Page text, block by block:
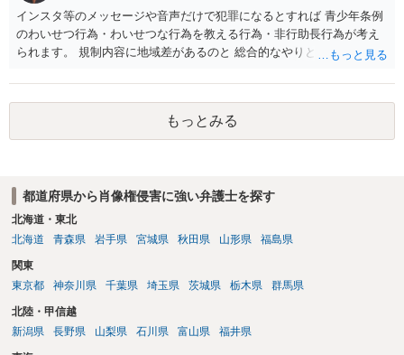
材を希望に沿って配置した部分には、通常、著作物性は認められにく
いと考えられます。仮に具体的な画面構成の一部に創作性が認められ
ても、その権利は当該部分に限られ、ご相談者の写真や文章等を制作
実績として掲載する権限まで当然に生じるものではありません。 もっ
とも、契約書がなくても、見積書、メール、利用規約等に実績掲載へ
の同意があれば別です。また、単に制作を担当した事実を記載した
り、公開中のサイトへリンクしたりする行為まで当然に禁止できると
は限りません。 人物写真については、通常のSNSへの無断掲載と同
める方向の事情となりますが、自動的に肖像権侵害となるわけではあ
を確認したうえで、「提供素材及びこれを含む画面の複製・SNS掲載
を許諾しない」と書面で明確に通知することをお勧めします。すでに
掲載された場合は、URL、掲載日時、画面を保存してから削除を求め
てください。
インスタ等のメッセージや音声だけで犯罪になるとすれば 青少年条例
のわいせつ行為・わいせつな行為を教える行為・非行助長行為が考え
られます。 規制内容に地域差があるのと 総合的なやりとりの内容で判
す。
もっとみる
都道府県から肖像権侵害に強い弁護士を探す
北海道・東北
北海道
青森県 岩手県 宮城県 秋田県 山形県 福島県
関東
東京都
神奈川県 千葉県 埼玉県 茨城県 栃木県 群馬県
北陸・甲信越
新潟県
長野県 山梨県 石川県 富山県 福井県